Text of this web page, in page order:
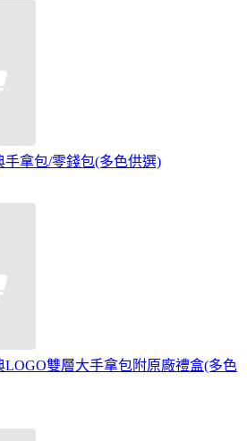
手拿包/零錢包(多色供選)
LOGO雙層大手拿包附原廠禮盒(多色